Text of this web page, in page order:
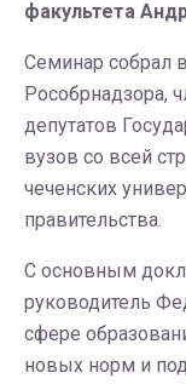
факультета
Семинар собрал
Рособрнадзора,
депутатов
вузов со всей
чеченских
правительства.
С основным
руководитель
сфере
новых норм и